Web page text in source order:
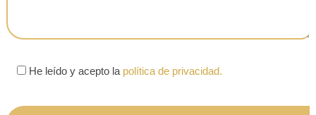
He leído y acepto la política de privacidad.